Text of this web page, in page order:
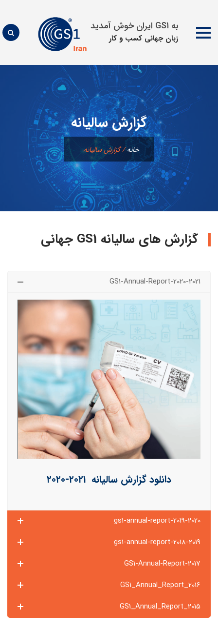
به GS1 ایران خوش آمدید
زبان جهانی كسب و كار
محتوا
گزارش سالیانه
خانه/گزارش سالیانه
گزارش های سالیانه GS1 جهانی
GS1-Annual-Report-2020-2021
دانلود گزارش سالیانه ۲۰۲۱-۲۰۲۰
gs1-annual-report-2019-2020
gs1-annual-report-2018-2019
GS1-Annual-Report-2017
GS1_Annual_Report_2016
GS1_Annual_Report_2015